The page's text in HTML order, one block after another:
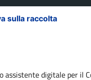
sulla raccolta